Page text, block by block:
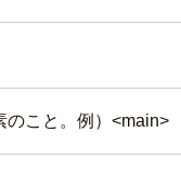
のこと。例）<main>